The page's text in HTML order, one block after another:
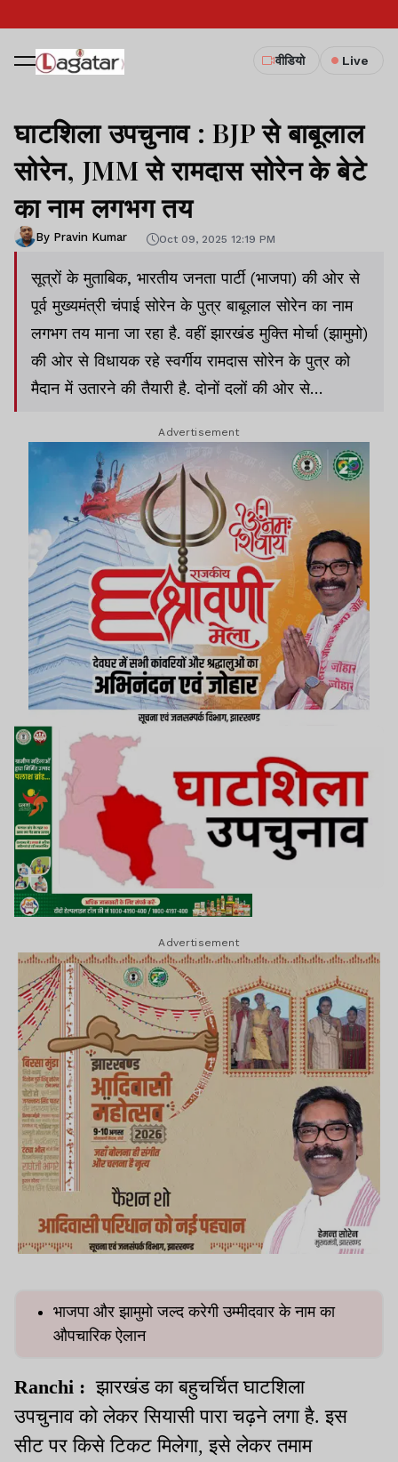
वीडियो Live
घाटशिला उपचुनाव : BJP से बाबूलाल
सोरेन, JMM से रामदास सोरेन के बेटे
का नाम लगभग तय
By Pravin Kumar Oct 09, 2025 12:19 PM
सूत्रों के मुताबिक, भारतीय जनता पार्टी (भाजपा) की ओर से
पूर्व मुख्यमंत्री चंपाई सोरेन के पुत्र बाबूलाल सोरेन का नाम
लगभग तय माना जा रहा है. वहीं झारखंड मुक्ति मोर्चा (झामुमो)
की ओर से विधायक रहे स्वर्गीय रामदास सोरेन के पुत्र को
मैदान में उतारने की तैयारी है. दोनों दलों की ओर से
Advertisement
Advertisement
भाजपा और झामुमो जल्द करेगी उम्मीदवार के नाम का
औपचारिक ऐलान
Ranchi : झारखंड का बहुचर्चित घाटशिला
उपचुनाव को लेकर सियासी पारा चढ़ने लगा है. इस
सीट पर किसे टिकट मिलेगा, इसे लेकर तमाम